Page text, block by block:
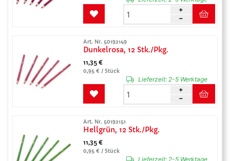
Art. Nr. 50192149
Dunkelrosa, 12 Stk./Pkg.
11,35 €
0,95 € / Stück
Lieferzeit:2-5 Werktage
Art. Nr. 50192151
Hellgrün, 12 Stk./Pkg.
11,35 €
0,95 € / Stück
Lieferzeit:2-5 Werktage